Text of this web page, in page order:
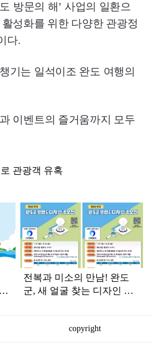
방문의 해’ 사업의 일환으
성화를 위한 다양한 관광정
다.
기는 일석이조 완도 여행의
이벤트의 즐거움까지 모두
관광객 유혹
전복과 미소의 만남! 완도
군, 새 얼굴 찾는 디자인 공
copyright